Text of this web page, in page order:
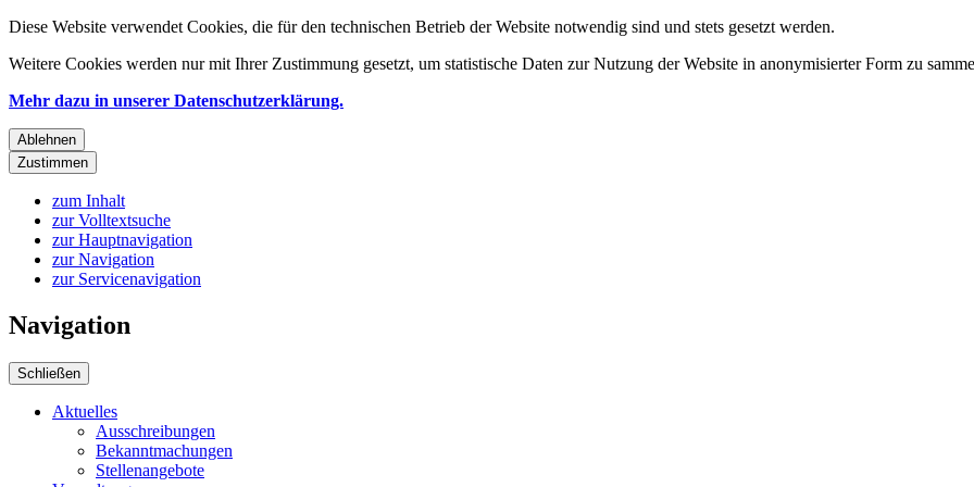
Diese Website verwendet Cookies, die für den technischen Betrieb der Website notwendig sind und stets gesetzt werden.
Weitere Cookies werden nur mit Ihrer Zustimmung gesetzt, um statistische Daten zur Nutzung der Website in anonymisierter Form zu
Mehr dazu in unserer Datenschutzerklärung.
Ablehnen
Zustimmen
zum Inhalt
zur Volltextsuche
zur Hauptnavigation
zur Navigation
zur Servicenavigation
Navigation
Schließen
Aktuelles
Ausschreibungen
Bekanntmachungen
Stellenangebote